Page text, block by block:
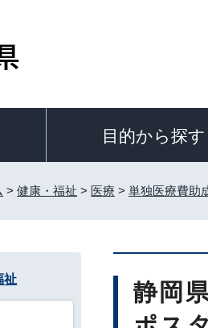
目的から探す
> 健康・福祉 > 医療 > 単独医療費助
静岡
祉